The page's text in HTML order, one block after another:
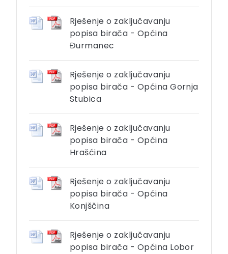
Rješenje o zaključavanju
popisa birača - Općina
Đurmanec
Rješenje o zaključavanju
popisa birača - Općina Gornja
Stubica
Rješenje o zaključavanju
popisa birača - Općina
Hrašćina
Rješenje o zaključavanju
popisa birača - Općina
Konjščina
Rješenje o zaključavanju
popisa birača - Općina Lobor